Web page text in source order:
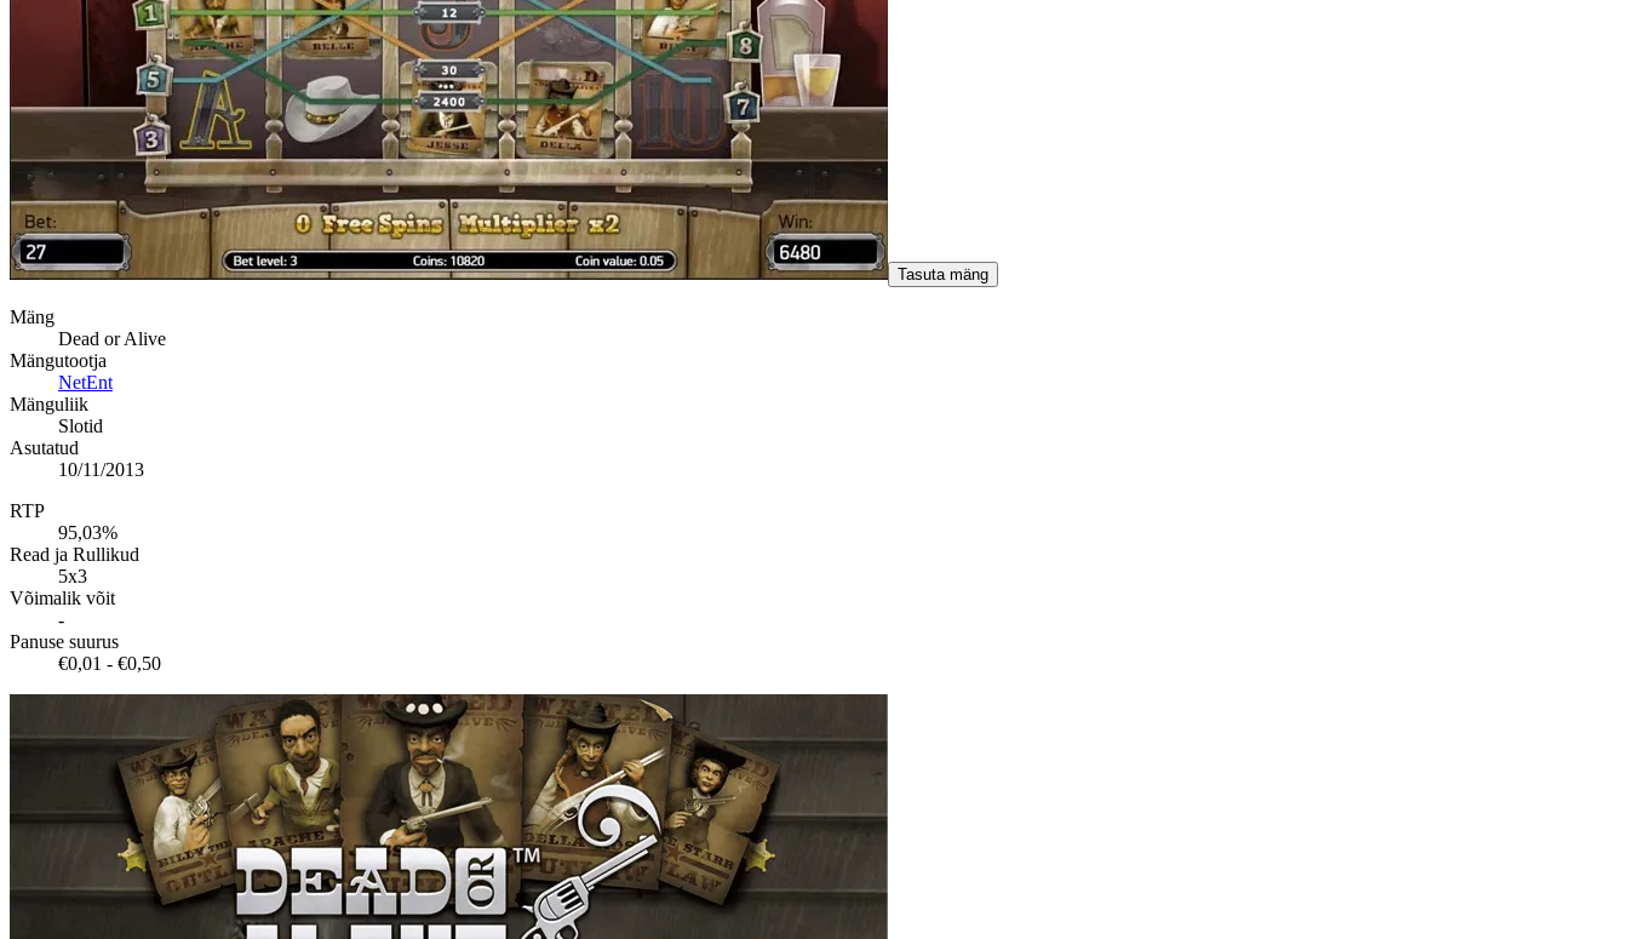
Tasuta mäng
Mäng
Dead or Alive
Mängutootja
NetEnt
Mänguliik
Slotid
Asutatud
10/11/2013
RTP
95,03%
Read ja Rullikud
5x3
Võimalik võit
-
Panuse suurus
€0,01 - €0,50